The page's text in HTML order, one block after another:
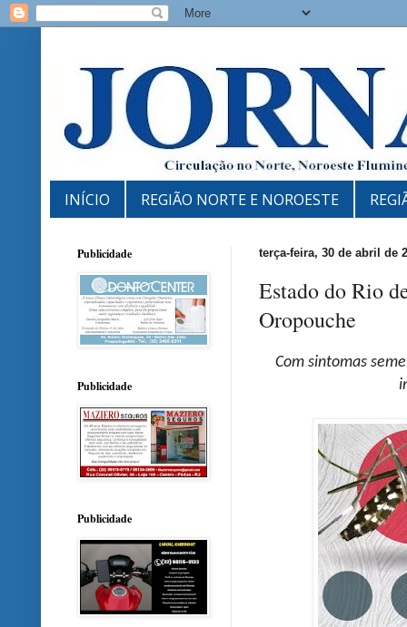
INÍCIO REGIÃO NORTE E NOROESTE
terça-feira, 30 de abril de
Estado do Rio
Oropouche
Com sintomas
Publicidade
Publicidade
Publicidade